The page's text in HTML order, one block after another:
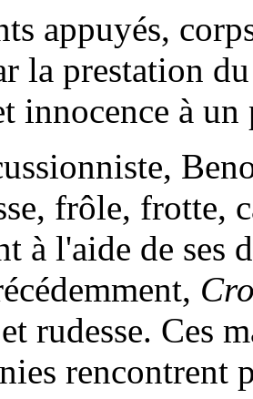
appuyés,
la prestation
innocence à un
frôle, frotte,
à l'aide de ses
rudesse. Ces
rencontrent